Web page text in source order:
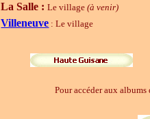
La Salle :Le village(à venir)
Villeneuve : Le village
Pour accéder aux